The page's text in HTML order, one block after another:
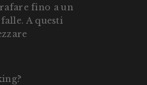
fino a un
A questi